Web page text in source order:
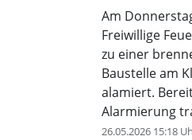
Am
Freiwillige
zu einer
Baustelle am
alamiert.
Alarmierung
der
26.05.2026 15:18